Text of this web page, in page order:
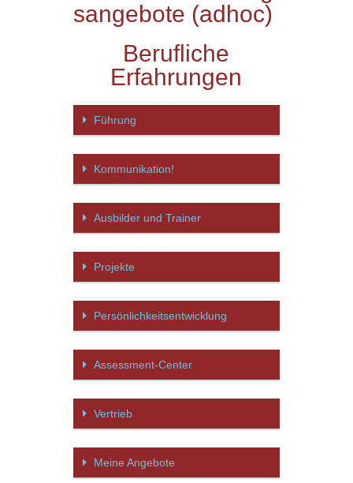
sangebote (adhoc)
Berufliche
Erfahrungen
Führung
Kommunikation!
Ausbilder und Trainer
Projekte
Persönlichkeitsentwicklung
Assessment-Center
Vertrieb
Meine Angebote